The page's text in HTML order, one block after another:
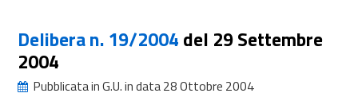
Delibera n. 19/2004 del 29 Settembre
2004
Pubblicata in G.U. in data 28 Ottobre 2004